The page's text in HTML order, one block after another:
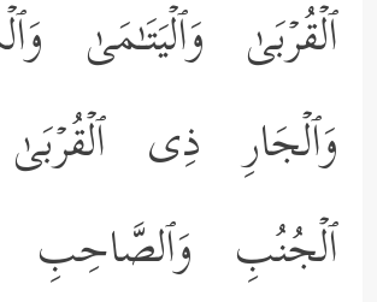
ٱلۡقُرۡبَىٰ وَٱلۡیَتَـٰمَىٰ
وَٱلۡجَارِ ذِی
ٱلۡجُنُبِ وَٱلصَّاحِبِ